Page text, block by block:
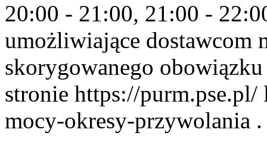
20:00 - 21:00, 21:00 -
umożliwiające dostawcom
skorygowanego
stronie https://
mocy-okresy-przywolania